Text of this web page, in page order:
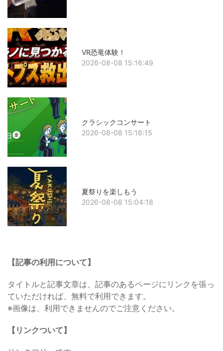
VR恐竜体験！
2026-08-08 15:16:49
クラシックコンサート
2026-08-08 15:16:15
夏祭りを楽しもう
2026-08-08 15:04:18
【記事の利用について】
タイトルと記事文章は、記事のあるページにリンクを張っ
ていただければ、無料で利用できます。
※画像は、利用できませんのでご注意ください。
【リンクついて】